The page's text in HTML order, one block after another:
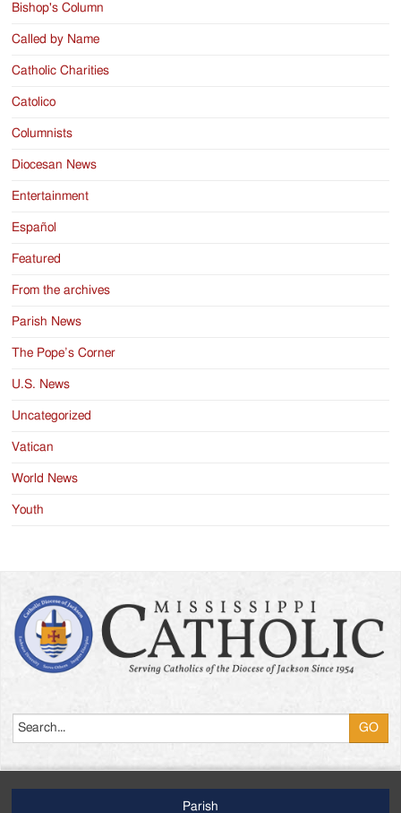
Bishop's Column
Called by Name
Catholic Charities
Catolico
Columnists
Diocesan News
Entertainment
Español
Featured
From the archives
Parish News
The Pope’s Corner
U.S. News
Uncategorized
Vatican
World News
Youth
Parish